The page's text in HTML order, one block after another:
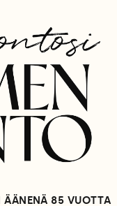
ÄÄNENÄ 85 VUOTTA